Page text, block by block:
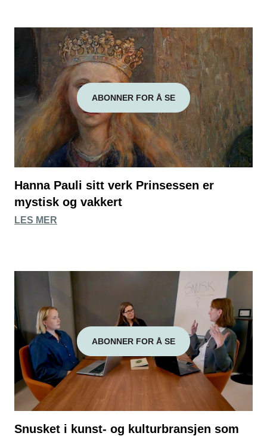
ABONNER FOR Å SE
Hanna Pauli sitt verk Prinsessen er
mystisk og vakkert
LES MER
ABONNER FOR Å SE
Snusket i kunst- og kulturbransjen som